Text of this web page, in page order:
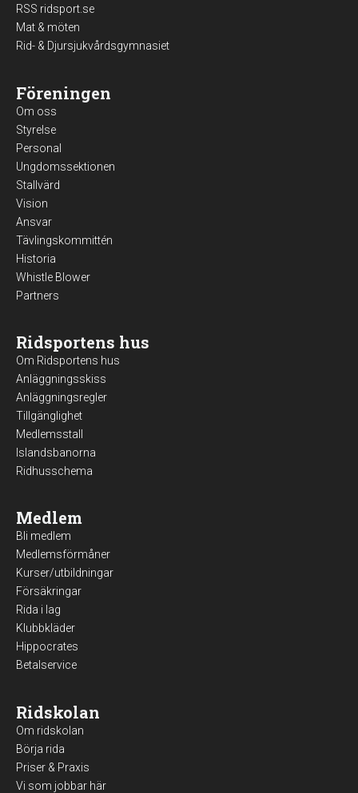
RSS ridsport.se
Mat & möten
Rid- & Djursjukvårdsgymnasiet
Föreningen
Om oss
Styrelse
Personal
Ungdomssektionen
Stallvärd
Vision
Ansvar
Tävlingskommittén
Historia
Whistle Blower
Partners
Ridsportens hus
Om Ridsportens hus
Anläggningsskiss
Anläggningsregler
Tillgänglighet
Medlemsstall
Islandsbanorna
Ridhusschema
Medlem
Bli medlem
Medlemsförmåner
Kurser/utbildningar
Försäkringar
Rida i lag
Klubbkläder
Hippocrates
Betalservice
Ridskolan
Om ridskolan
Börja rida
Priser & Praxis
Vi som jobbar här